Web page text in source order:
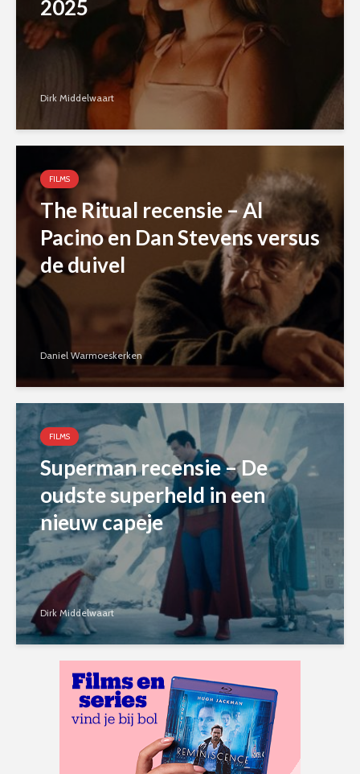
2025
Dirk Middelwaart
FILMS
The Ritual recensie – Al
Pacino en Dan Stevens versus
de duivel
Daniel Warmoeskerken
FILMS
Superman recensie – De
oudste superheld in een
nieuw capeje
Dirk Middelwaart